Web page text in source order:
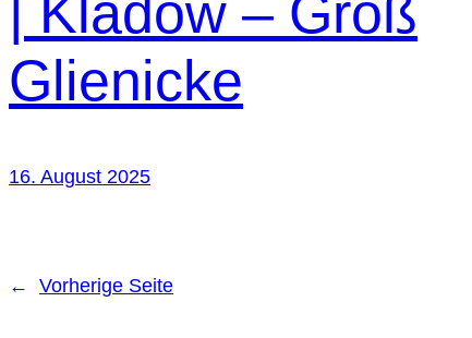
| Kladow – Groß
Glienicke
16. August 2025
← Vorherige Seite